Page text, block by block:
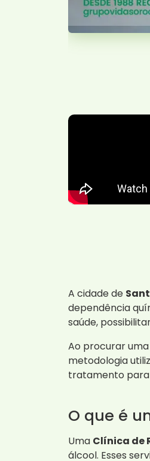
A cidade de
dependência
saúde,
Ao procurar
metodologia
tratamento para
O que é
Uma Clínica de
álcool. Esses